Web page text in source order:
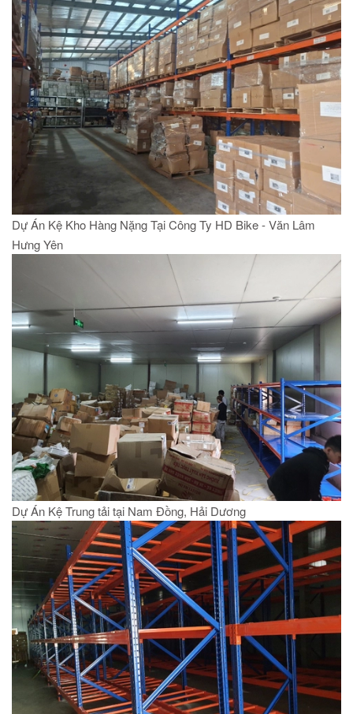
Dự Án Kệ Kho Hàng Nặng Tại Công Ty HD Bike - Văn Lâm
Hưng Yên
Dự Án Kệ Trung tải tại Nam Đồng, Hải Dương